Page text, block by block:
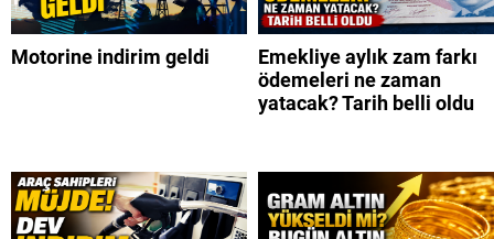
Motorine indirim geldi
Emekliye aylık zam farkı
ödemeleri ne zaman
yatacak? Tarih belli oldu